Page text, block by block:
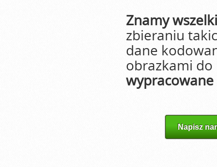
Znamy
zbieraniu
dane
obrazkami
Napisz